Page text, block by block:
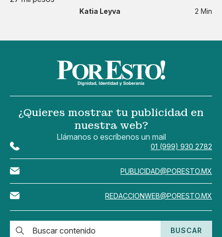
Katia Leyva 2 Min
¿Quieres mostrar tu publicidad en
nuestra web?
Llámanos o escríbenos un mail
01 (999) 930 2782
PUBLICIDAD@PORESTO.MX
REDACCIONWEB@PORESTO.MX
BUSCAR